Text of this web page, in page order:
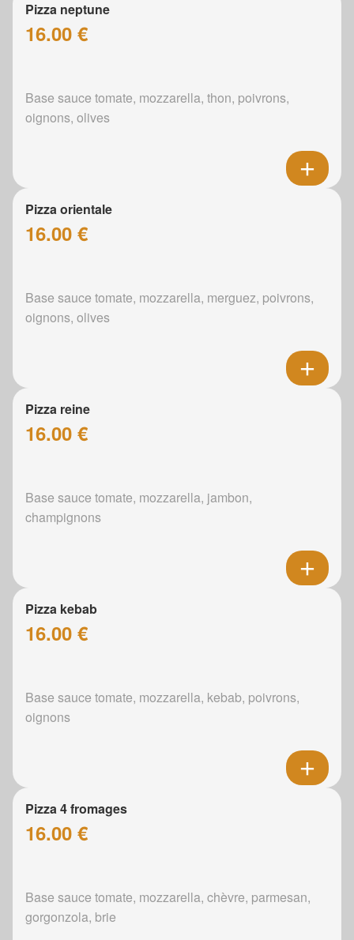
Pizza neptune
16.00 €
Base sauce tomate, mozzarella, thon, poivrons,
oignons, olives
Pizza orientale
16.00 €
Base sauce tomate, mozzarella, merguez, poivrons,
oignons, olives
Pizza reine
16.00 €
Base sauce tomate, mozzarella, jambon,
champignons
Pizza kebab
16.00 €
Base sauce tomate, mozzarella, kebab, poivrons,
oignons
Pizza 4 fromages
16.00 €
Base sauce tomate, mozzarella, chèvre, parmesan,
gorgonzola, brie